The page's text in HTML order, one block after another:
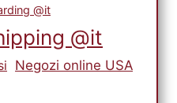
@it
@it
Negozi online USA